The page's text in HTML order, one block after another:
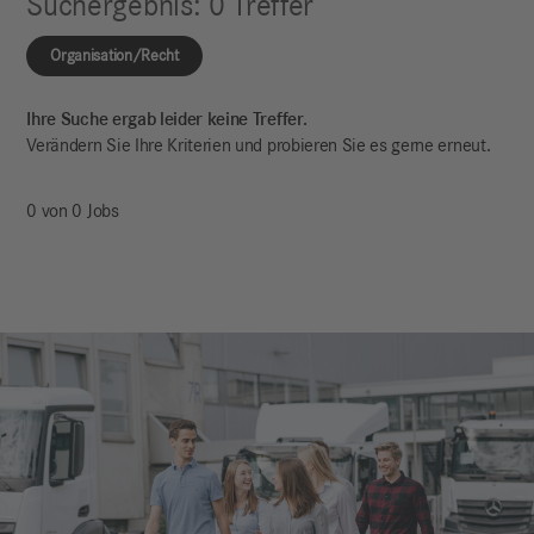
Organisation/Recht
Ihre Suche ergab leider keine Treffer.
Verändern Sie Ihre Kriterien und probieren Sie es gerne erneut.
0 von 0 Jobs